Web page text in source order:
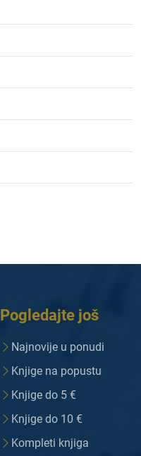
Pogledajte još
Najnovije u ponudi
Knjige na popustu
Knjige do 5 €
Knjige do 10 €
Kompleti knjiga